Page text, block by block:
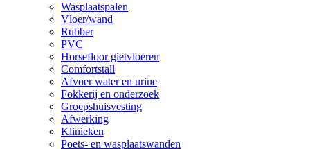
Wasplaatspalen
Vloer/wand
Rubber
PVC
Horsefloor gietvloeren
Comfortstall
Afvoer water en urine
Fokkerij en onderzoek
Groepshuisvesting
Afwerking
Klinieken
Poets- en wasplaatswanden